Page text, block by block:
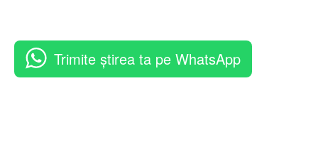
Trimite știrea ta pe WhatsApp